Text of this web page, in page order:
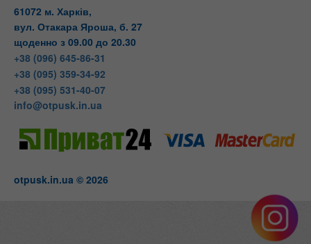
61072 м. Харків,
вул. Отакара Яроша, б. 27
щоденно з 09.00 до 20.30
+38 (096) 645-86-31
+38 (095) 359-34-92
+38 (095) 531-40-07
info@otpusk.in.ua
otpusk.in.ua © 2026
+38(095) 531-40-